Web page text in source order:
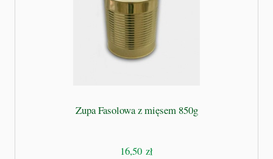
Zupa Fasolowa z mięsem 850g
16,50 zł